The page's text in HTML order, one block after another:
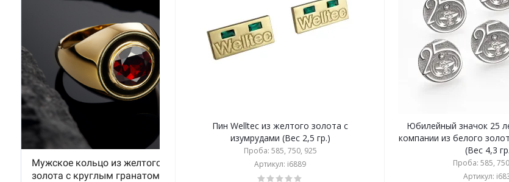
Пин Wеlltec из желтого золота с
изумрудами (Вес 2,5 гр.)
Проба: 585, 750, 925
Артикул: i6889
Юбилейный значок 25
компании из белого
(Вес 4,3
Проба: 585,
Артикул: